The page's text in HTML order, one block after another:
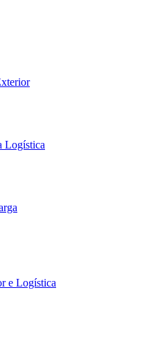
Logística
e Logística